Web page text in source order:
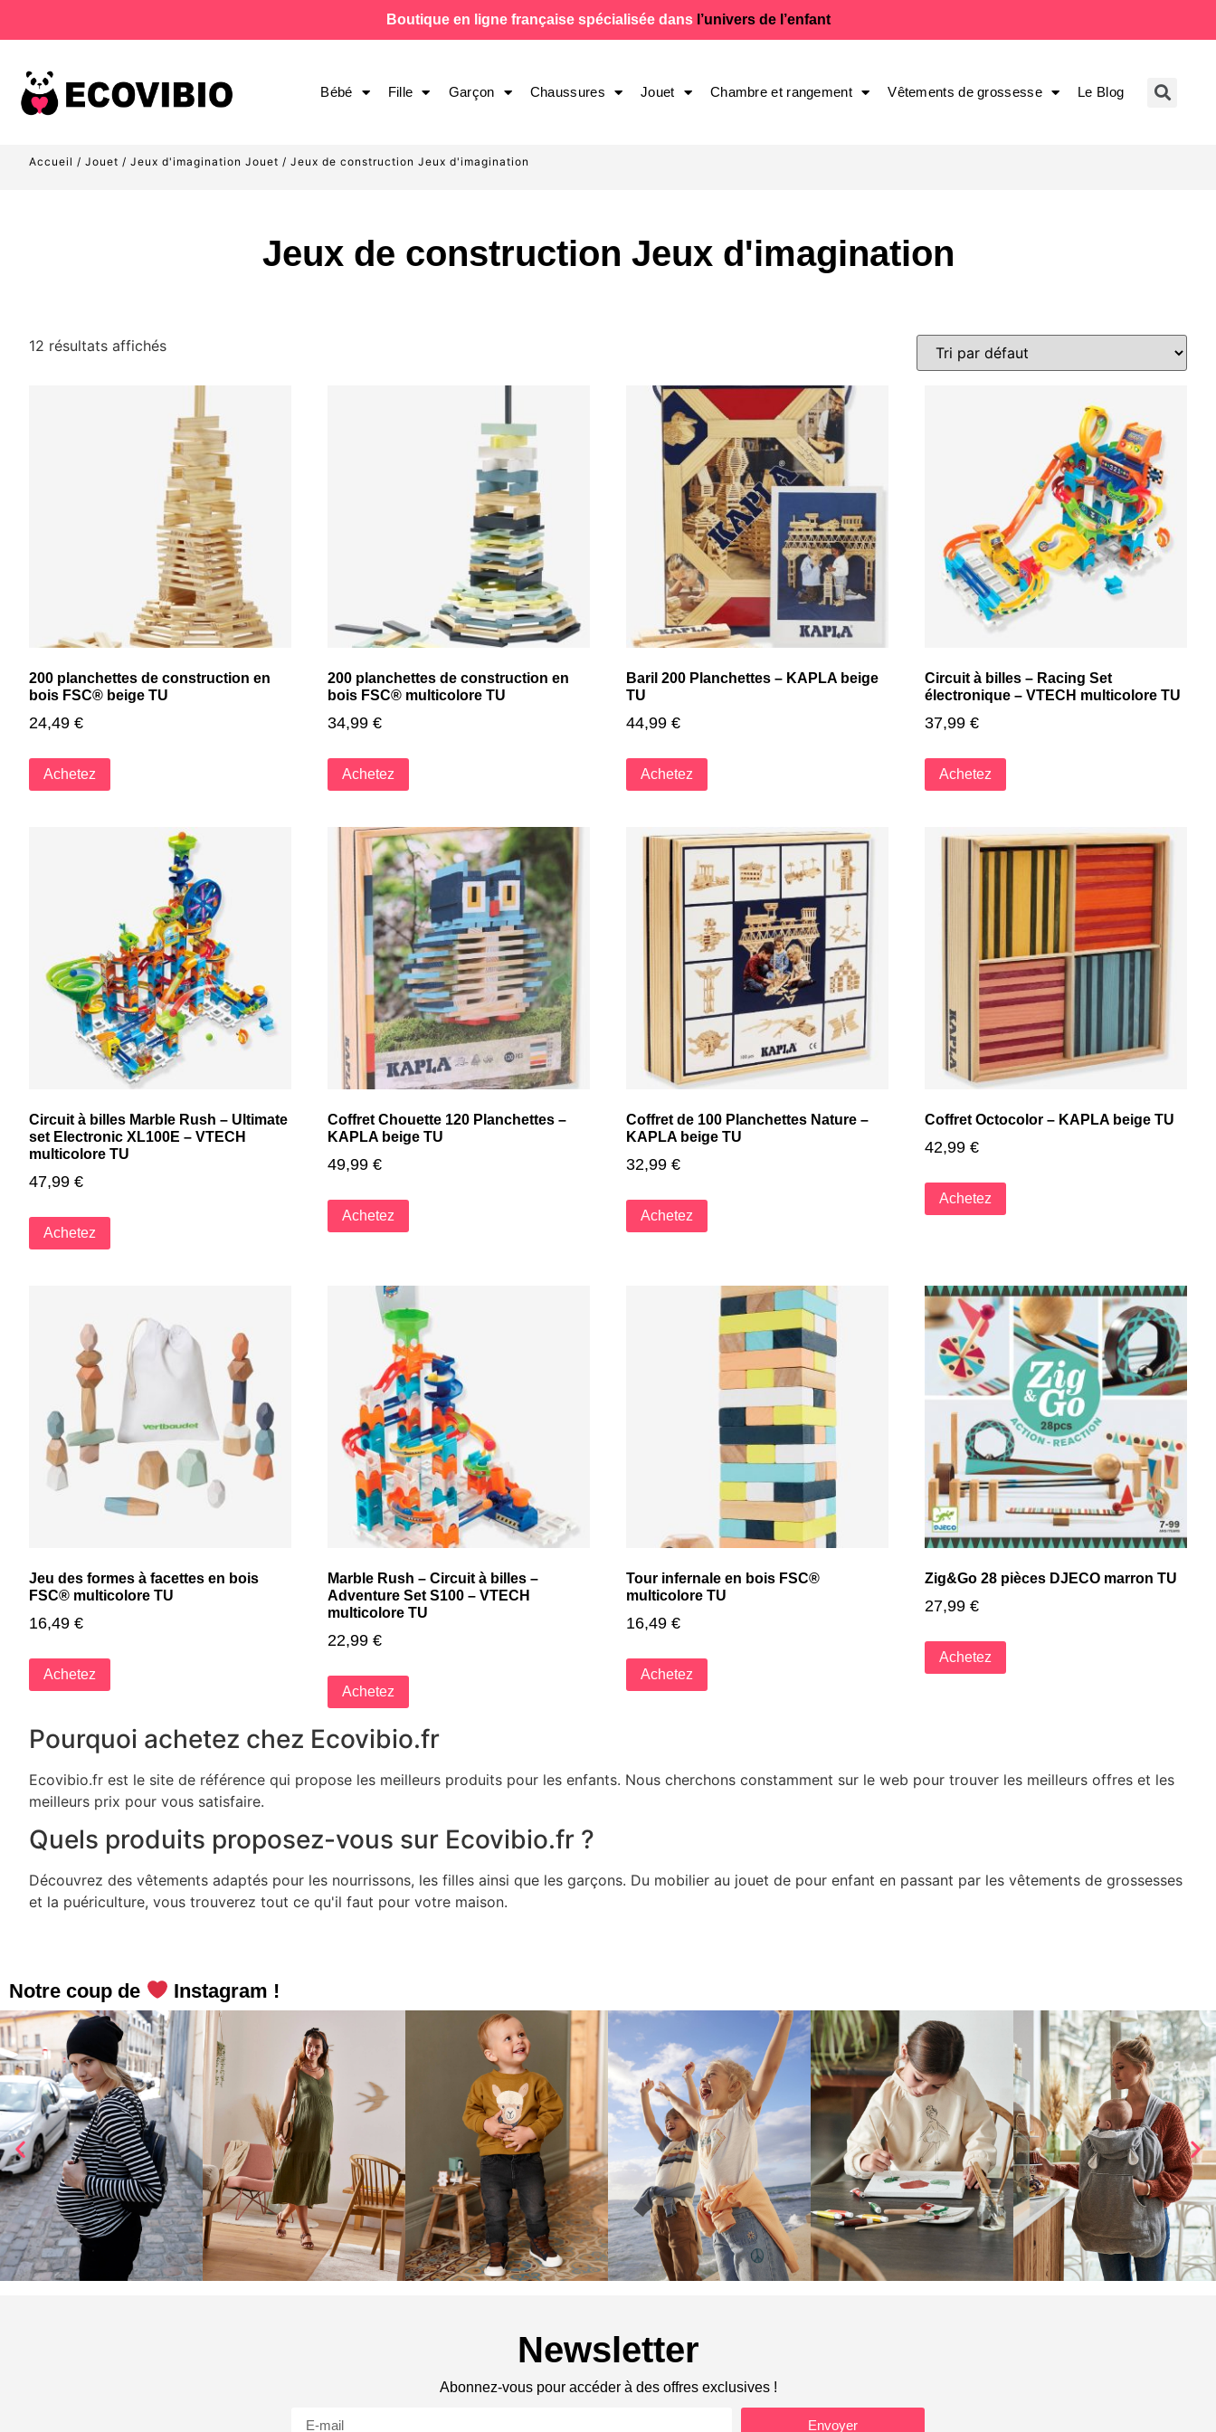
Boutique en ligne française spécialisée dans l’univers de l’enfant
Bébé Fille Garçon Chaussures Jouet Chambre et rangement Vêtements de grossesse Le Blog
Accueil / Jouet / Jeux d'imagination Jouet / Jeux de construction Jeux d'imagination
Jeux de construction Jeux d'imagination
12 résultats affichés
200 planchettes de construction en
bois FSC® beige TU
24,49 €
Achetez
200 planchettes de construction en
bois FSC® multicolore TU
34,99 €
Achetez
Baril 200 Planchettes – KAPLA beige
TU
44,99 €
Achetez
Circuit à billes – Racing Set
électronique – VTECH multicolore TU
37,99 €
Achetez
Circuit à billes Marble Rush – Ultimate
set Electronic XL100E – VTECH
multicolore TU
47,99 €
Achetez
Coffret Chouette 120 Planchettes –
KAPLA beige TU
49,99 €
Achetez
Coffret de 100 Planchettes Nature –
KAPLA beige TU
32,99 €
Achetez
Coffret Octocolor – KAPLA beige TU
42,99 €
Achetez
Jeu des formes à facettes en bois
FSC® multicolore TU
16,49 €
Achetez
Marble Rush – Circuit à billes –
Adventure Set S100 – VTECH
multicolore TU
22,99 €
Achetez
Tour infernale en bois FSC®
multicolore TU
16,49 €
Achetez
Zig&Go 28 pièces DJECO marron TU
27,99 €
Achetez
Pourquoi achetez chez Ecovibio.fr
Ecovibio.fr est le site de référence qui propose les meilleurs produits pour les enfants. Nous cherchons constamment sur le web pour trouver les meilleurs offres et les
meilleurs prix pour vous satisfaire.
Quels produits proposez-vous sur Ecovibio.fr ?
Découvrez des vêtements adaptés pour les nourrissons, les filles ainsi que les garçons. Du mobilier au jouet de pour enfant en passant par les vêtements de grossesses
et la puériculture, vous trouverez tout ce qu'il faut pour votre maison.
Notre coup de Instagram !
Newsletter
Abonnez-vous pour accéder à des offres exclusives !
Envoyer